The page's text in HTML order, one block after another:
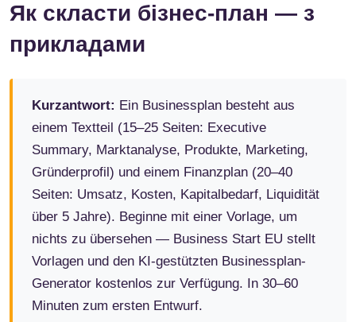
Як скласти бізнес-план — з
прикладами
Kurzantwort: Ein Businessplan besteht aus
einem Textteil (15–25 Seiten: Executive
Summary, Marktanalyse, Produkte, Marketing,
Gründerprofil) und einem Finanzplan (20–40
Seiten: Umsatz, Kosten, Kapitalbedarf, Liquidität
über 5 Jahre). Beginne mit einer Vorlage, um
nichts zu übersehen — Business Start EU stellt
Vorlagen und den KI-gestützten Businessplan-
Generator kostenlos zur Verfügung. In 30–60
Minuten zum ersten Entwurf.